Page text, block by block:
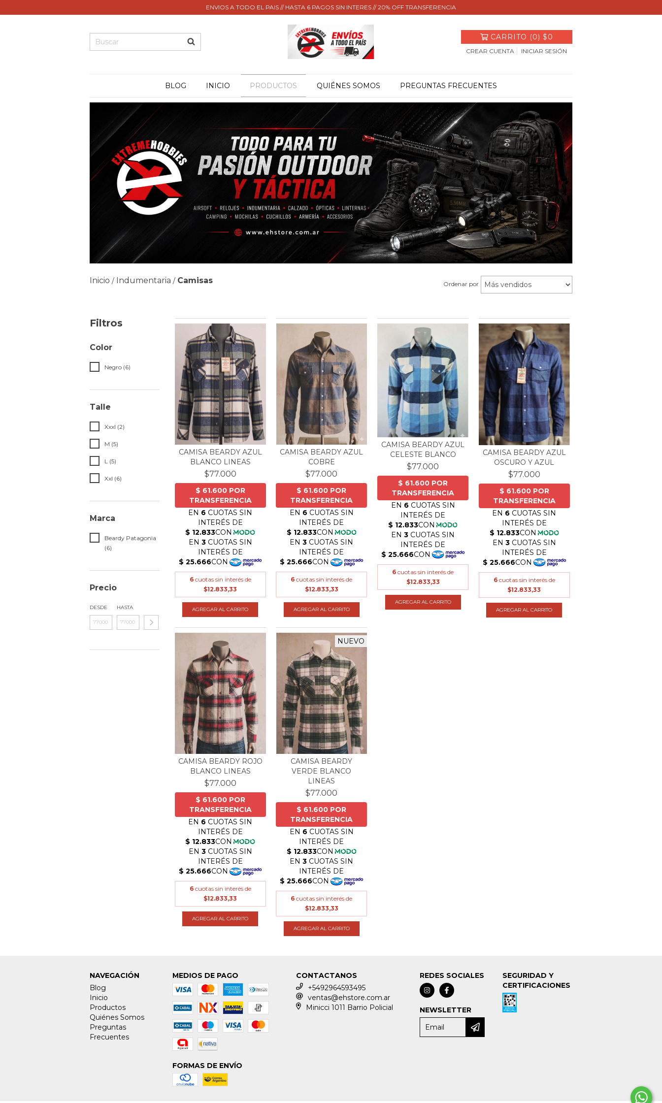
ENVIOS A TODO EL PAIS // HASTA 6 PAGOS SIN INTERES // 20% OFF TRANSFERENCIA
CARRITO (0) $0
CREAR CUENTA INICIAR SESIÓN
BLOG INICIO PRODUCTOS QUIÉNES SOMOS PREGUNTAS FRECUENTES
Inicio / Indumentaria / Camisas Ordenar por
Filtros
Color
Negro (6)
Talle
Xxxl (2)
M (5)
L (5)
Xxl (6)
Marca
Beardy Patagonia
(6)
Precio
DESDE HASTA
CAMISA BEARDY AZUL
BLANCO LINEAS
$77.000
6 cuotas sin interés de
$12.833,33
AGREGAR AL CARRITO
CAMISA BEARDY AZUL
COBRE
$77.000
6 cuotas sin interés de
$12.833,33
AGREGAR AL CARRITO
CAMISA BEARDY AZUL
CELESTE BLANCO
$77.000
6 cuotas sin interés de
$12.833,33
AGREGAR AL CARRITO
CAMISA BEARDY AZUL
OSCURO Y AZUL
$77.000
6 cuotas sin interés de
$12.833,33
AGREGAR AL CARRITO
CAMISA BEARDY ROJO
BLANCO LINEAS
$77.000
6 cuotas sin interés de
$12.833,33
AGREGAR AL CARRITO
NUEVO
CAMISA BEARDY
VERDE BLANCO
LINEAS
$77.000
6 cuotas sin interés de
$12.833,33
AGREGAR AL CARRITO
NAVEGACIÓN
Blog
Inicio
Productos
Quiénes Somos
Preguntas
Frecuentes
MEDIOS DE PAGO
FORMAS DE ENVÍO
CONTACTANOS
+5492964593495
ventas@ehstore.com.ar
Minicci 1011 Barrio Policial
REDES SOCIALES
NEWSLETTER
SEGURIDAD Y
CERTIFICACIONES